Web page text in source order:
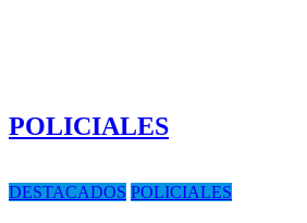
POLICIALES
DESTACADOS POLICIALES